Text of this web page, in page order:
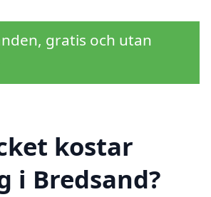
gratis och utan
kostar
i Bredsand?